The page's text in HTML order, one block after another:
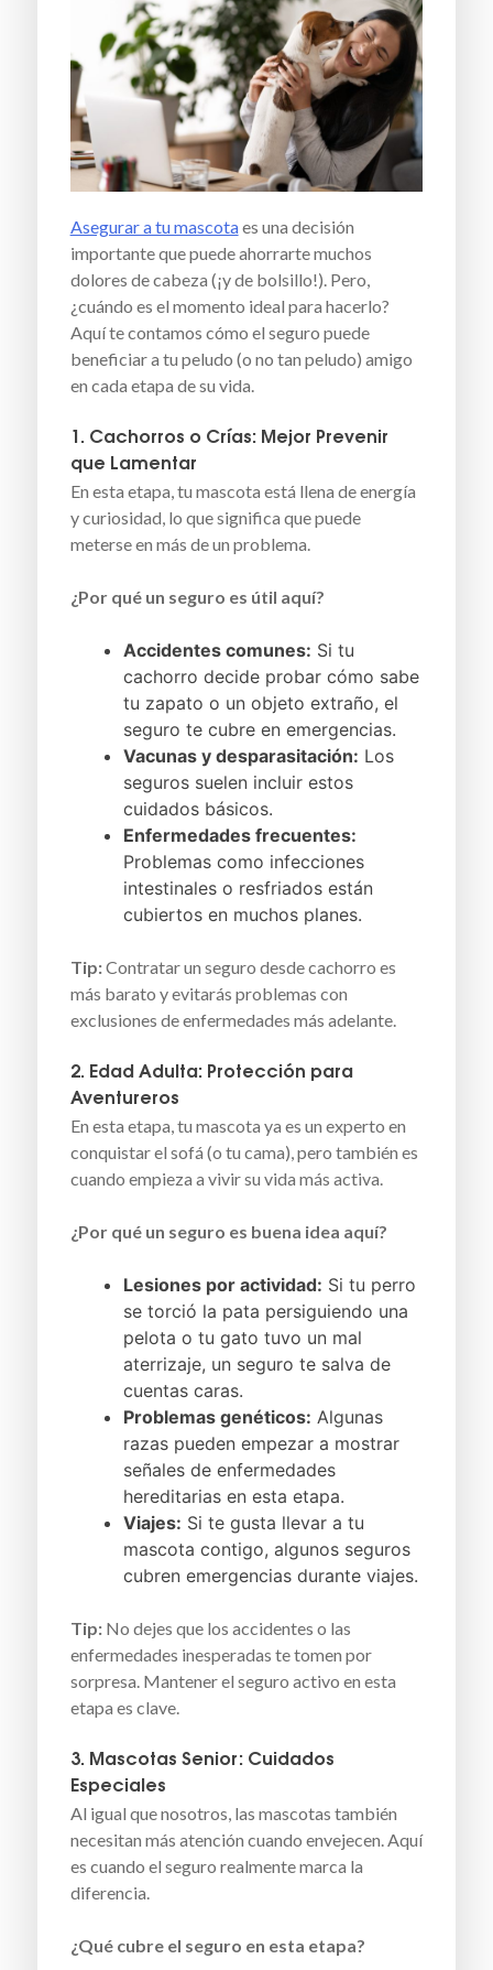
Asegurar a tu mascotaes una decisión
importante que puede ahorrarte muchos
dolores de cabeza (¡y de bolsillo!). Pero,
¿cuándo es el momento ideal para hacerlo?
Aquí te contamos cómo el seguro puede
beneficiar a tu peludo (o no tan peludo) amigo
en cada etapa de su vida.
1. Cachorros o Crías: Mejor Prevenir
que Lamentar
En esta etapa, tu mascota está llena de energía
y curiosidad, lo que significa que puede
meterse en más de un problema.
¿Por qué un seguro es útil aquí?
Accidentes comunes: Si tu
cachorro decide probar cómo sabe
tu zapato o un objeto extraño, el
seguro te cubre en emergencias.
Vacunas y desparasitación: Los
seguros suelen incluir estos
cuidados básicos.
Enfermedades frecuentes:
Problemas como infecciones
intestinales o resfriados están
cubiertos en muchos planes.
Tip:Contratar un seguro desde cachorro es
más barato y evitarás problemas con
exclusiones de enfermedades más adelante.
2. Edad Adulta: Protección para
Aventureros
En esta etapa, tu mascota ya es un experto en
conquistar el sofá (o tu cama), pero también es
cuando empieza a vivir su vida más activa.
¿Por qué un seguro es buena idea aquí?
Lesiones por actividad: Si tu perro
se torció la pata persiguiendo una
pelota o tu gato tuvo un mal
aterrizaje, un seguro te salva de
cuentas caras.
Problemas genéticos: Algunas
razas pueden empezar a mostrar
señales de enfermedades
hereditarias en esta etapa.
Viajes: Si te gusta llevar a tu
mascota contigo, algunos seguros
cubren emergencias durante viajes.
Tip:No dejes que los accidentes o las
enfermedades inesperadas te tomen por
sorpresa. Mantener el seguro activo en esta
etapa es clave.
3. Mascotas Senior: Cuidados
Especiales
Al igual que nosotros, las mascotas también
necesitan más atención cuando envejecen. Aquí
es cuando el seguro realmente marca la
diferencia.
¿Qué cubre el seguro en esta etapa?